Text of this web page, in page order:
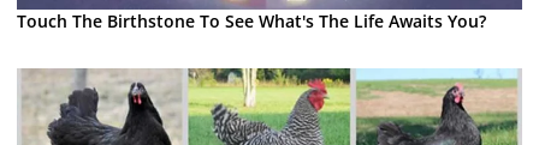
Touch The Birthstone To See What's The Life Awaits You?